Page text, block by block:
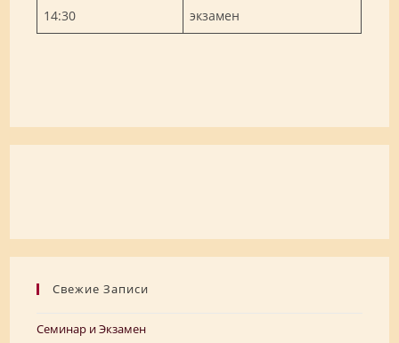
14:30 экзамен
Свежие Записи
Семинар и Экзамен